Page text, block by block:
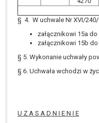
§ 4. W uchwale Nr XVI/
załącznikowi 15a
załącznikowi 15b
§ 5. Wykonanie uchwały
§ 6. Uchwała wchodzi w
U Z A S A D N I E N I E